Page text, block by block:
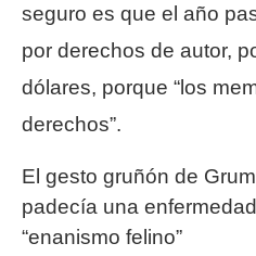
seguro es que el año
por derechos de autor,
dólares, porque “los
derechos”.
El gesto gruñón de
padecía una
“enanismo felino”